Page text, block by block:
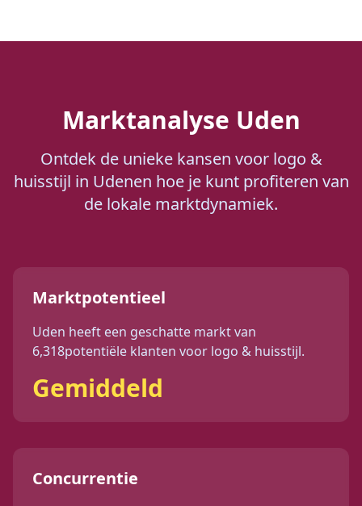
Marktanalyse Uden
Ontdek de unieke kansen voor logo &
huisstijl in Udenen hoe je kunt profiteren van
de lokale marktdynamiek.
Marktpotentieel
Uden heeft een geschatte markt van
6,318potentiële klanten voor logo & huisstijl.
Gemiddeld
Concurrentie